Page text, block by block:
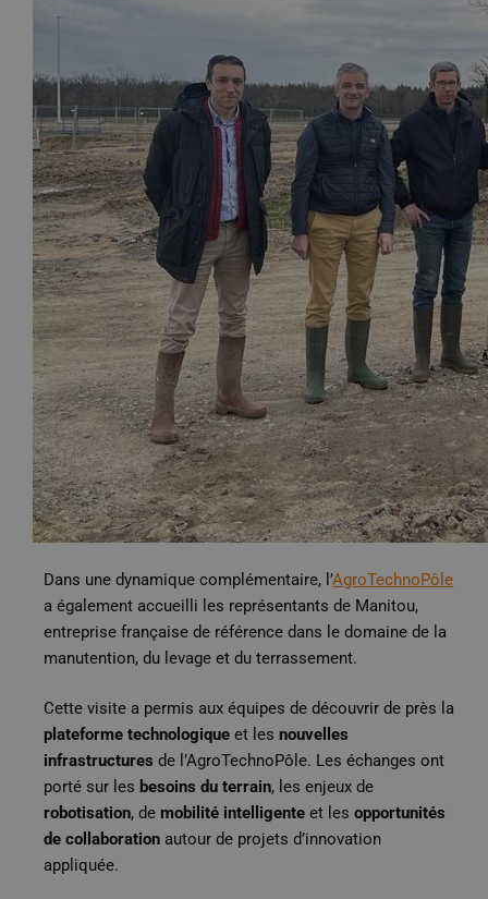
Dans une dynamique complémentaire, l’AgroTechnoPôle
a également accueilli les représentants de Manitou,
entreprise française de référence dans le domaine de la
manutention, du levage et du terrassement.
Cette visite a permis aux équipes de découvrir de près la
plateforme technologique et lesnouvelles
infrastructures de l’AgroTechnoPôle. Les échanges ont
porté sur les besoins du terrain, les enjeux de
robotisation, demobilité intelligente et lesopportunités
de collaboration autour de projets d’innovation
appliquée.